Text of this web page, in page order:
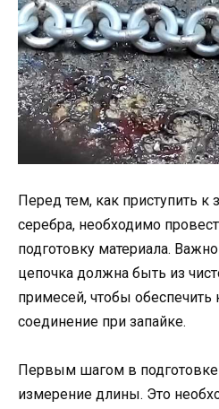
Перед тем, как приступить к
серебра, необходимо
подготовку материала.
цепочка должна быть из
примесей, чтобы обеспечить
соединение при запайке.
Первым шагом в подготовке
измерение длины. Это